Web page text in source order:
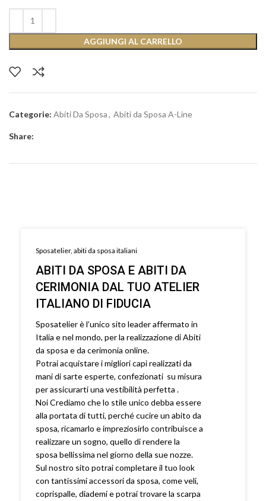
AGGIUNGI AL CARRELLO
Categorie: Abiti Da Sposa, Abiti da Sposa A-Line
Share:
Sposatelier, abiti da sposa italiani
ABITI DA SPOSA E ABITI DA
CERIMONIA DAL TUO ATELIER
ITALIANO DI FIDUCIA
Sposatelier è l’unico sito leader affermato in
Italia e nel mondo, per la realizzazione di Abiti
da sposa e da cerimonia online.
Potrai acquistare i migliori capi realizzati da
mani di sarte esperte, confezionati su misura
per assicurarti una vestibilità perfetta .
Noi Crediamo che lo stile unico debba essere
alla portata di tutti, perché cucire un abito da
sposa, ricamarlo e impreziosirlo contribuisce a
realizzare un sogno, quello di rendere la
sposa bellissima nel giorno della sue nozze.
Sul nostro sito potrai completare il tuo look
con tantissimi accessori da sposa, come veli,
coprispalle, diademi e potrai trovare la scarpa